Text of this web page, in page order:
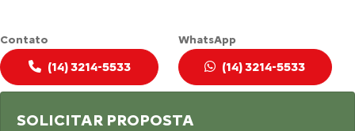
SOLICITAR PROPOSTA
Contato
(14) 3214-5533
WhatsApp
(14) 3214-5533